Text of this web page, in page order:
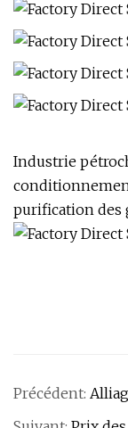
Industrie
purification des
Précédent: